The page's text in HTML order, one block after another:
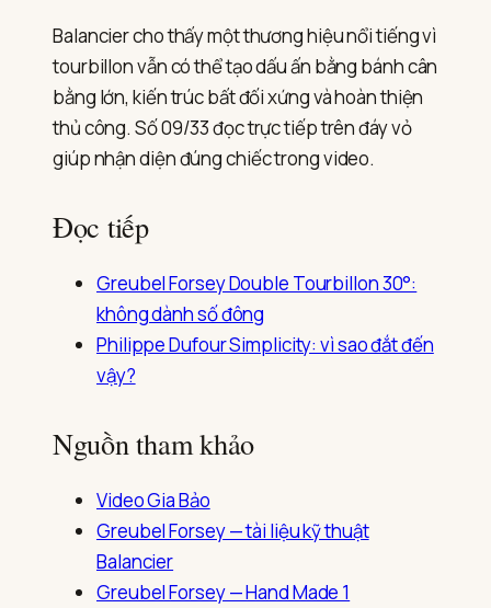
Balancier cho thấy một thương hiệu nổi tiếng vì
tourbillon vẫn có thể tạo dấu ấn bằng bánh cân
bằng lớn, kiến trúc bất đối xứng và hoàn thiện
thủ công. Số 09/33 đọc trực tiếp trên đáy vỏ
giúp nhận diện đúng chiếc trong video.
Đọc tiếp
Greubel Forsey Double Tourbillon 30°:
không dành số đông
Philippe Dufour Simplicity: vì sao đắt đến
vậy?
Nguồn tham khảo
Video Gia Bảo
Greubel Forsey — tài liệu kỹ thuật
Balancier
Greubel Forsey — Hand Made 1